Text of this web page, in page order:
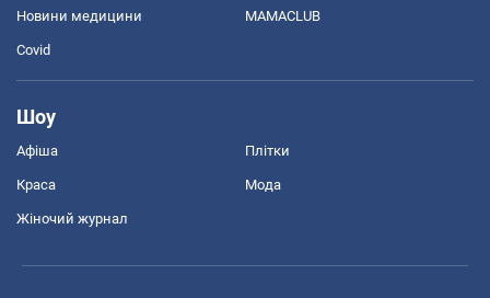
Новини медицини MAMACLUB
Covid
Шоу
Афіша Плітки
Краса Мода
Жіночий журнал